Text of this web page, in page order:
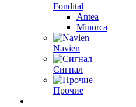
Fondital
Antea
Minorca
Navien
Сигнал
Прочие